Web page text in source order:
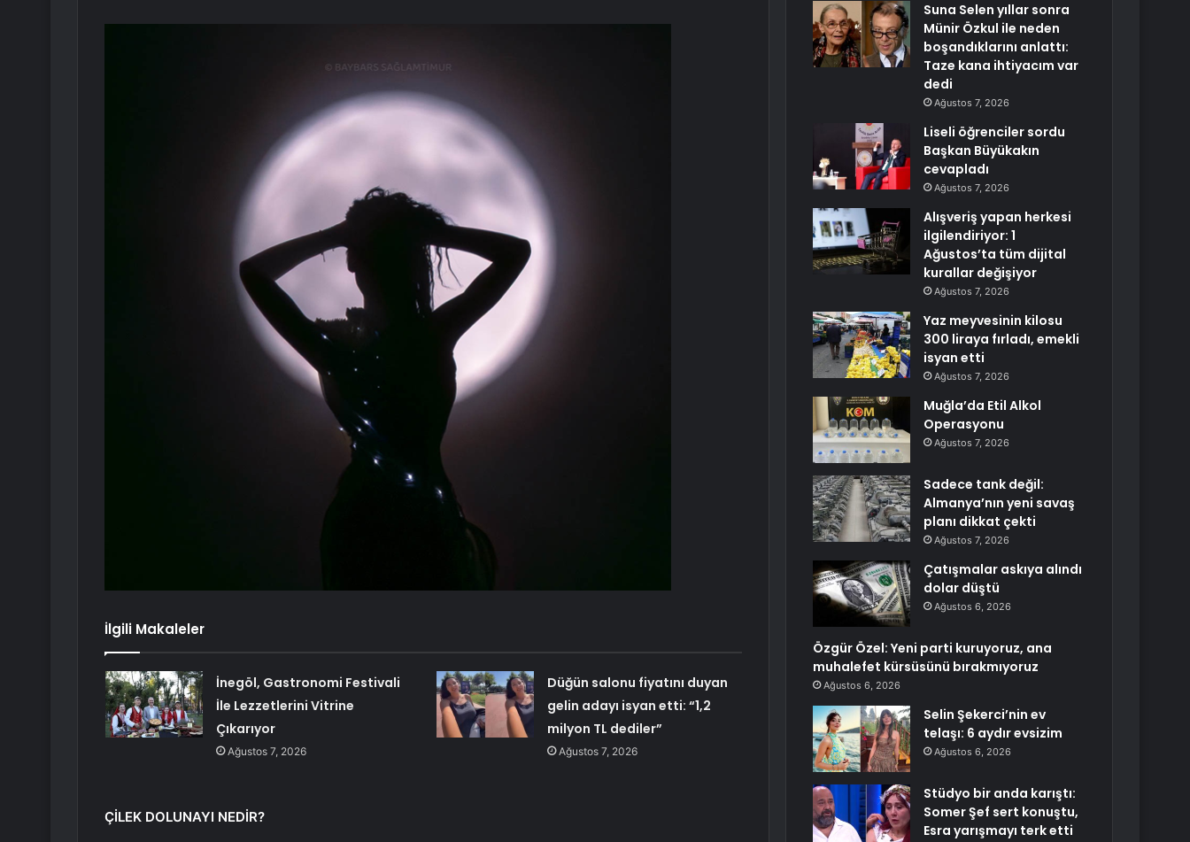
İlgili Makaleler
İnegöl, Gastronomi Festivali
İle Lezzetlerini Vitrine
Çıkarıyor
Ağustos 7, 2026
Düğün salonu fiyatını duyan
gelin adayı isyan etti: “1,2
milyon TL dediler”
Ağustos 7, 2026
ÇİLEK DOLUNAYI NEDİR?
Suna Selen yıllar sonra
Münir Özkul ile neden
boşandıklarını anlattı:
Taze kana ihtiyacım var
dedi
Ağustos 7, 2026
Liseli öğrenciler sordu
Başkan Büyükakın
cevapladı
Ağustos 7, 2026
Alışveriş yapan herkesi
ilgilendiriyor: 1
Ağustos’ta tüm dijital
kurallar değişiyor
Ağustos 7, 2026
Yaz meyvesinin kilosu
300 liraya fırladı, emekli
isyan etti
Ağustos 7, 2026
Muğla’da Etil Alkol
Operasyonu
Ağustos 7, 2026
Sadece tank değil:
Almanya’nın yeni savaş
planı dikkat çekti
Ağustos 7, 2026
Çatışmalar askıya alındı
dolar düştü
Ağustos 6, 2026
Özgür Özel: Yeni parti kuruyoruz, ana
muhalefet kürsüsünü bırakmıyoruz
Ağustos 6, 2026
Selin Şekerci’nin ev
telaşı: 6 aydır evsizim
Ağustos 6, 2026
Stüdyo bir anda karıştı:
Somer Şef sert konuştu,
Esra yarışmayı terk etti